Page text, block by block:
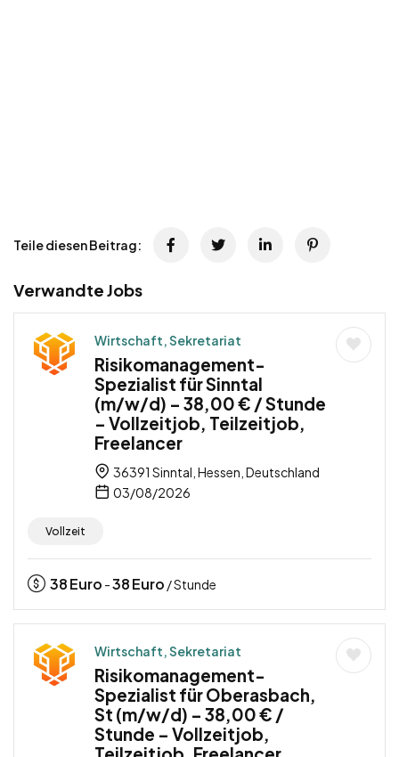
Teile diesen Beitrag:
Verwandte Jobs
Wirtschaft, Sekretariat
Risikomanagement-
Spezialist für Sinntal
(m/w/d) – 38,00 € / Stunde
– Vollzeitjob, Teilzeitjob,
Freelancer
36391 Sinntal, Hessen, Deutschland
03/08/2026
Vollzeit
38Euro -38Euro / Stunde
Wirtschaft, Sekretariat
Risikomanagement-
Spezialist für Oberasbach,
St (m/w/d) – 38,00 € /
Stunde – Vollzeitjob,